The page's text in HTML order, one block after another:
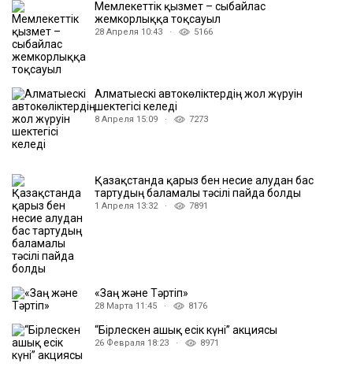
Мемлекеттік қызмет – сыбайлас
жемкорлыққа тоқсауыл
28 Апреля 10:43 · 5166
Алматыескі автокөліктердің жол жүруін
шектегісі келеді
8 Апреля 15:09 · 7273
Қазақстанда қарыз бен несие алудан бас
тартудың баламалы тәсілі пайда болды
1 Апреля 13:32 · 7891
«Заң және Тәртіп»
28 Марта 11:45 · 8176
“Бірлескен ашық есік күні” акциясы
26 Февраля 18:23 · 8971